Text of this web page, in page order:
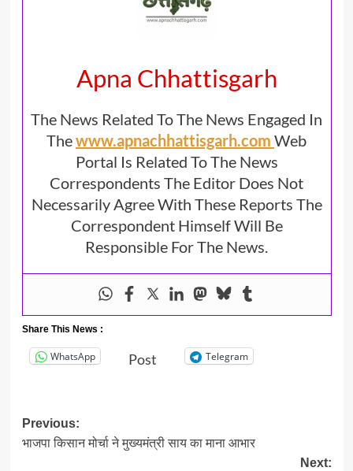
Apna Chhattisgarh
The News Related To The News Engaged In
Thewww.apnachhattisgarh.com Web
Portal Is Related To The News
Correspondents The Editor Does Not
Necessarily Agree With These Reports The
Correspondent Himself Will Be
Responsible For The News.
Share This News :
WhatsApp Post Telegram
Post
navigation
Previous:
भाजपा किसान मोर्चा ने मुख्यमंत्री साय का माना आभार
Next: